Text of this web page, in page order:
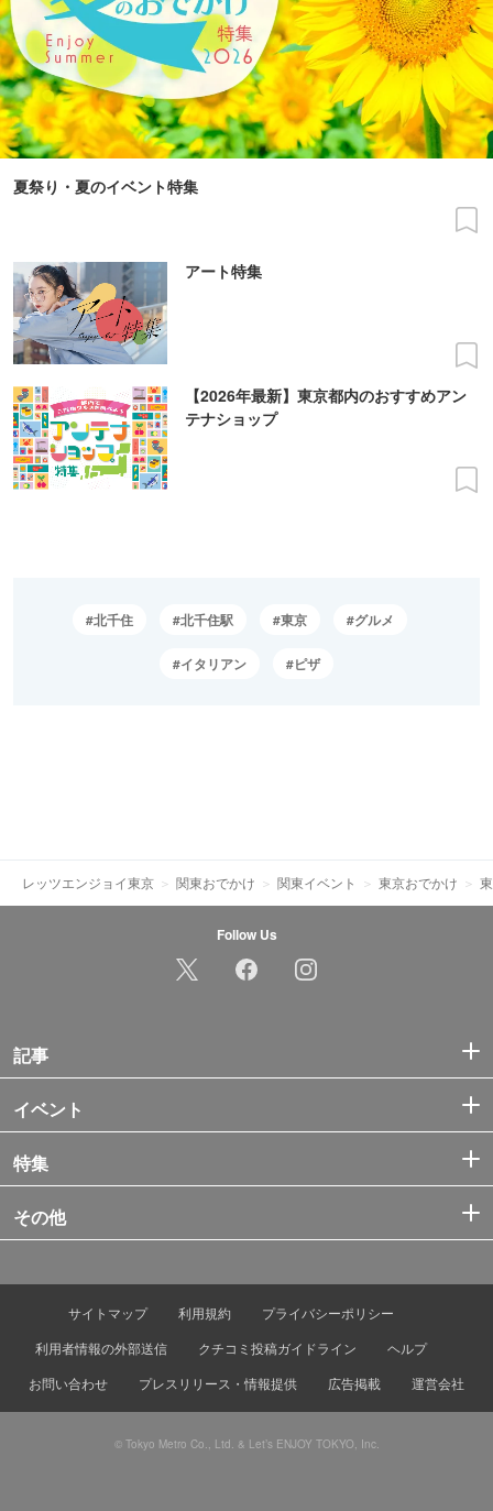
夏祭り・夏のイベント特集
アート特集
【2026年最新】東京都内のおすすめアン
テナショップ
北千住 北千住駅 東京 グルメ
イタリアン ピザ
レッツエンジョイ東京 関東おでかけ 関東イベント 東京おでかけ
Follow Us
記事
イベント
特集
その他
サイトマップ 利用規約
プライバシーポリシー
利用者情報の外部送信
クチコミ投稿ガイドライン
ヘルプ
お問い合わせ
プレスリリース・情報提供 広告掲載 運営会社
© Tokyo Metro Co., Ltd. & Let’s ENJOY TOKYO, Inc.